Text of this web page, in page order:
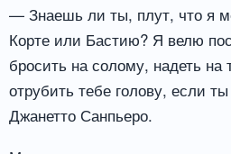
— Знаешь ли ты, плут, что я
Корте или Бастию? Я велю
бросить на солому, надеть на
отрубить тебе голову, если
Джанетто Санпьеро.